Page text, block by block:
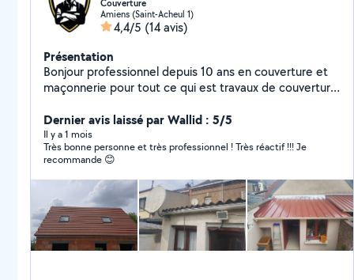
Couverture
Amiens (Saint-Acheul 1)
4,4/5 (14 avis)
Présentation
Bonjour professionnel depuis 10 ans en couverture et
maçonnerie pour tout ce qui est travaux de couverture
maisons vous pouvez me contacter
Dernier avis laissé par Wallid : 5/5
Il y a 1 mois
Très bonne personne et très professionnel ! Très réactif !!! Je
recommande 😊